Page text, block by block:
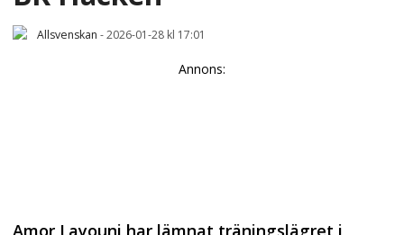
Allsvenskan -2026-01-28 kl 17:01
Annons: